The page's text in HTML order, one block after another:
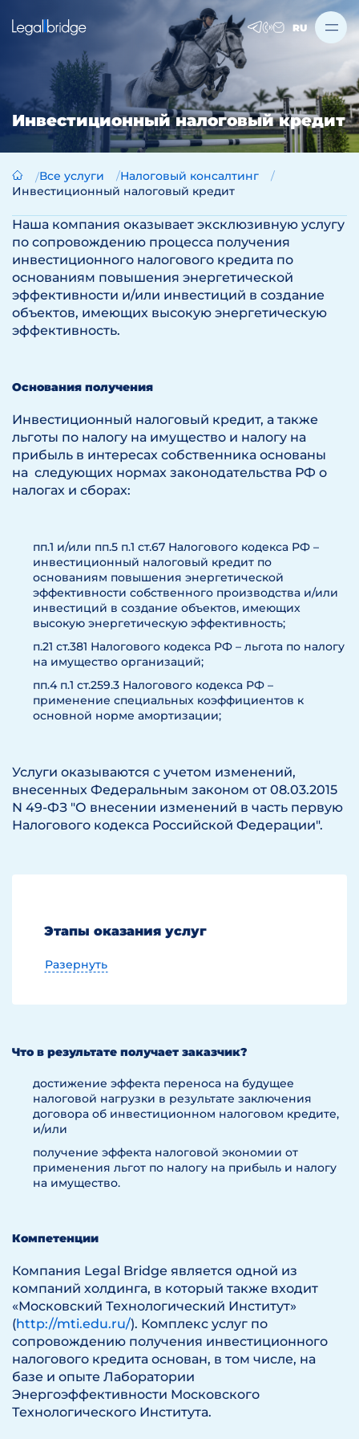
RU
Инвестиционный налоговый кредит
Все услуги
Налоговый консалтинг
Инвестиционный налоговый кредит
Наша компания оказывает эксклюзивную услугу
по сопровождению процесса получения
инвестиционного налогового кредита по
основаниям повышения энергетической
эффективности и/или инвестиций в создание
объектов, имеющих высокую энергетическую
эффективность.
Основания получения
Инвестиционный налоговый кредит, а также
льготы по налогу на имущество и налогу на
прибыль в интересах собственника основаны
на следующих нормах законодательства РФ о
налогах и сборах:
пп.1 и/или пп.5 п.1 ст.67 Налогового кодекса РФ –
инвестиционный налоговый кредит по
основаниям повышения энергетической
эффективности собственного производства и/или
инвестиций в создание объектов, имеющих
высокую энергетическую эффективность;
п.21 ст.381 Налогового кодекса РФ – льгота по налогу
на имущество организаций;
пп.4 п.1 ст.259.3 Налогового кодекса РФ –
применение специальных коэффициентов к
основной норме амортизации;
Услуги оказываются с учетом изменений,
внесенных Федеральным законом от 08.03.2015
N 49-ФЗ "О внесении изменений в часть первую
Налогового кодекса Российской Федерации".
Этапы оказания услуг
Разернуть
Анализ возможности применения льгот
на имущество
Анализ рисков возникновения
оснований для отказа в получении
инвестиционного налогового кредита
в соответствии со ст.62 Налогового
кодекса РФ
применения налоговых льгот
Заключение, содержащее анализ и пути
минимизации возможных рисков
в отказе в получении инвестиционного
налогового кредита
Что в результате получает заказчик?
достижение эффекта переноса на будущее
налоговой нагрузки в результате заключения
договора об инвестиционном налоговом кредите,
и/или
получение эффекта налоговой экономии от
применения льгот по налогу на прибыль и налогу
на имущество.
Компетенции
Компания Legal Bridge является одной из
компаний холдинга, в который также входит
«Московский Технологический Институт»
(http://mti.edu.ru/). Комплекс услуг по
сопровождению получения инвестиционного
налогового кредита основан, в том числе, на
базе и опыте Лаборатории
Энергоэффективности Московского
Технологического Института.